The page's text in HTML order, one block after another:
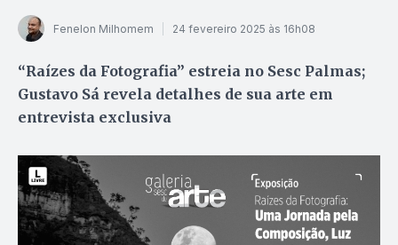
Fenelon Milhomem 24 fevereiro 2025 às 16h08
“Raízes da Fotografia” estreia no Sesc Palmas;
Gustavo Sá revela detalhes de sua arte em
entrevista exclusiva